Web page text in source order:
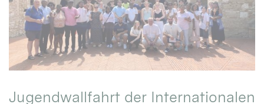
Jugendwallfahrt der Internationalen